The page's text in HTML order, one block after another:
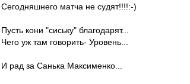
Сегодняшнего матча не судят!!!!:-)
Пусть кони "сиську" благодарят...
Чего уж там говорить- Уровень...
И рад за Санька Максименко...